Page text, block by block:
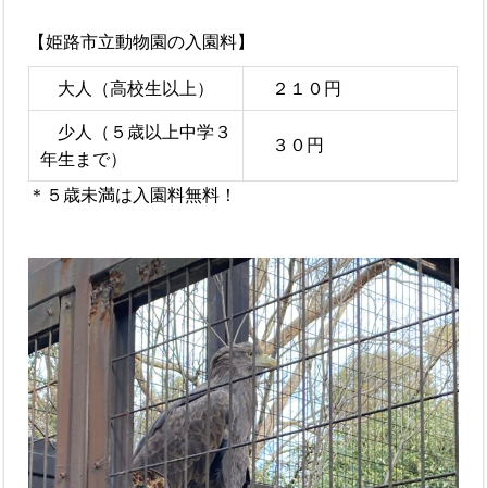
【姫路市立動物園の入園料】
大人（高校生以上） ２１０円
少人（５歳以上中学３
年生まで）
３０円
＊５歳未満は入園料無料！